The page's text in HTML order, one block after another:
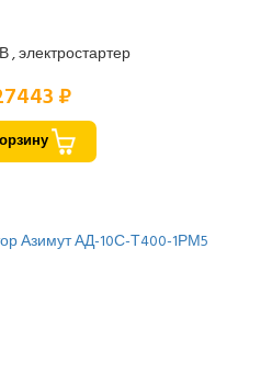
, электростартер
₽